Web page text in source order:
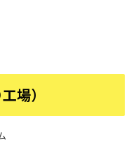
場）